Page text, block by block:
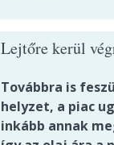
Lejtőre kerül
Továbbra is
helyzet, a piac
inkább annak